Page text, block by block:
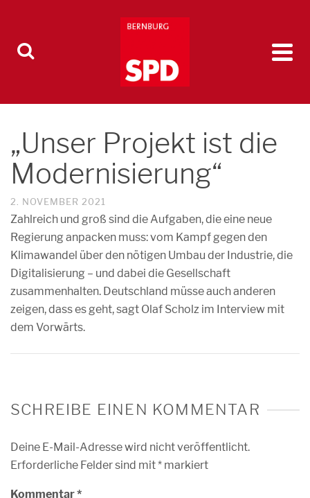
„Unser Projekt ist die
Modernisierung“
2. NOVEMBER 2021
Zahlreich und groß sind die Aufgaben, die eine neue
Regierung anpacken muss: vom Kampf gegen den
Klimawandel über den nötigen Umbau der Industrie, die
Digitalisierung – und dabei die Gesellschaft
zusammenhalten. Deutschland müsse auch anderen
zeigen, dass es geht, sagt Olaf Scholz im Interview mit
dem Vorwärts.
SCHREIBE EINEN KOMMENTAR
Deine E-Mail-Adresse wird nicht veröffentlicht.
Erforderliche Felder sind mit* markiert
Kommentar*